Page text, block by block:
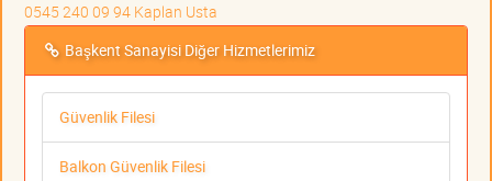
0545 240 09 94 Kaplan Usta
Başkent Sanayisi Diğer Hizmetlerimiz
Güvenlik Filesi
Balkon Güvenlik Filesi